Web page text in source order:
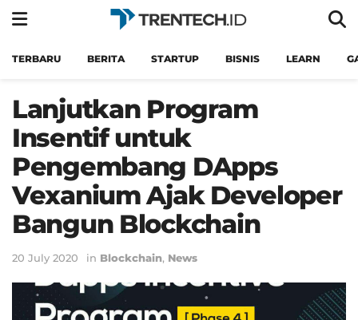
TERBARU BERITA STARTUP BISNIS LEARN
Lanjutkan Program
Insentif untuk
Pengembang DApps
Vexanium Ajak Developer
Bangun Blockchain
20 July 2020 in Blockchain, News